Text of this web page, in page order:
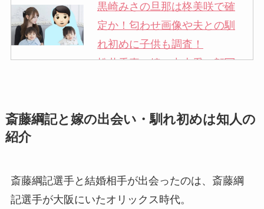
黒崎みさの旦那は柊美咲で確
定か！匂わせ画像や夫との馴
れ初めに子供も調査！
松井秀喜の嫁・中山愛の顔写
申真衣の旦那・工藤けんの現
竹田恒泰の奥さんの顔写真が
美人！子供や結婚の馴れ初め
斎藤綱記と嫁の出会い・馴れ初めは知人の
紹介
斎藤綱記選手と結婚相手が出会ったのは、斎藤綱
記選手が大阪にいたオリックス時代。